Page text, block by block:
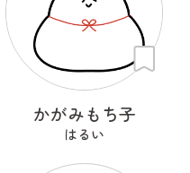
かがみもち子
はるい